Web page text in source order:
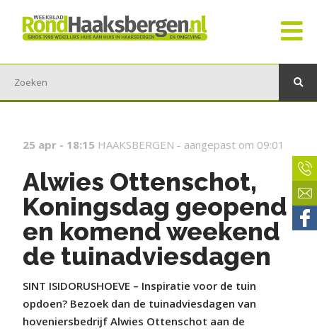
25 apr - 18:15 HAAKSBERGEN - aangepast om 09:01
Alwies Ottenschot,
Koningsdag geopend
en komend weekend
de tuinadviesdagen
SINT ISIDORUSHOEVE – Inspiratie voor de tuin
opdoen? Bezoek dan de tuinadviesdagen van
hoveniersbedrijf Alwies Ottenschot aan de